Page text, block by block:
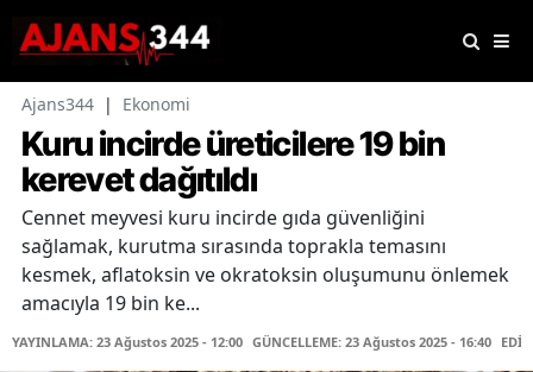
Ajans344 | Ekonomi
Kuru incirde üreticilere 19 bin
kerevet dağıtıldı
Cennet meyvesi kuru incirde gıda güvenliğini
sağlamak, kurutma sırasında toprakla temasını
kesmek, aflatoksin ve okratoksin oluşumunu önlemek
amacıyla 19 bin ke...
YAYINLAMA: 23 Ağustos 2025 - 12:00 GÜNCELLEME: 23 Ağustos 2025 - 16:40